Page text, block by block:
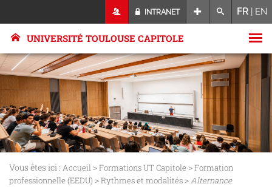
INTRANET FR | EN
UNIVERSITÉ TOULOUSE CAPITOLE
Vous êtes ici : Accueil >Formations UT Capitole >Formation
professionnelle (EEDU) >Rythmes et modalités >Alternance